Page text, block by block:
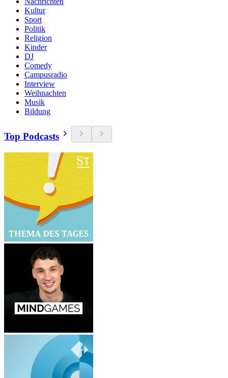
Kultur
Sport
Politik
Religion
Kinder
DJ
Comedy
Campusradio
Interview
Weihnachten
Musik
Bildung
Top Podcasts